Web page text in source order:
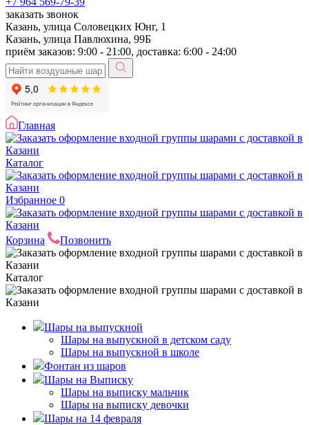
заказать звонок
Казань, улица Соловецких Юнг, 1
Казань, улица Павлюхина, 99Б
приём заказов: 9:00 - 21:00, доставка: 6:00 - 24:00
Главная
Каталог
Избранное 0
Корзина Позвонить
Каталог
Шары на выпускной
Шары на выпускной в детском саду
Шары на выпускной в школе
Фонтан из шаров
Шары на Выписку
Шары на выписку мальчик
Шары на выписку девочки
Шары на 14 февраля